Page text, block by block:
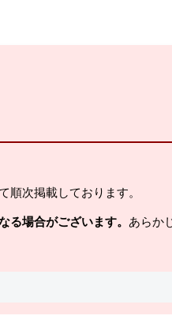
順次掲載しております。
る場合がございます。 あらか